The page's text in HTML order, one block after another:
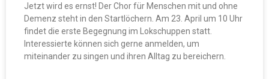
Jetzt wird es ernst! Der Chor für Menschen mit und ohne
Demenz steht in den Startlöchern. Am 23. April um 10 Uhr
findet die erste Begegnung im Lokschuppen statt.
Interessierte können sich gerne anmelden, um
miteinander zu singen und ihren Alltag zu bereichern.